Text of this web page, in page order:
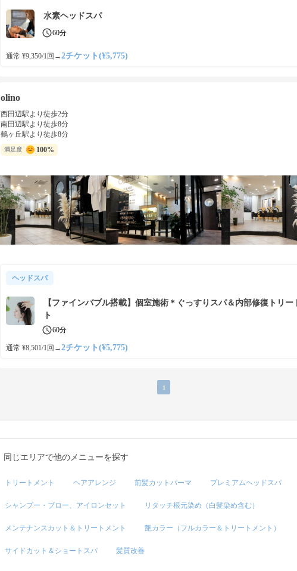
水素ヘッドスパ
60分
通常 ¥9,350/1回 →2チケット(¥5,775)
olino
西田辺駅より徒歩2分
南田辺駅より徒歩8分
鶴ヶ丘駅より徒歩8分
満足度 100%
ヘッドスパ
【ファインバブル搭載】個室施術＊ぐっすりスパ＆内部修復トリー
ト
60分
通常 ¥8,501/1回 →2チケット(¥5,775)
1
同じエリアで他のメニューを探す
トリートメント ヘアアレンジ 前髪カットパーマ プレミアムヘッドスパ
シャンプー・ブロー、アイロンセット リタッチ根元染め（白髪染め含む）
メンテナンスカット＆トリートメント 艶カラー（フルカラー＆トリートメント）
サイドカット＆ショートスパ 髪質改善